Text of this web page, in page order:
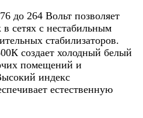
до 264 Вольт позволяет
в сетях с нестабильным
стабилизаторов.
создает холодный белый
помещений и
индекс
естественную